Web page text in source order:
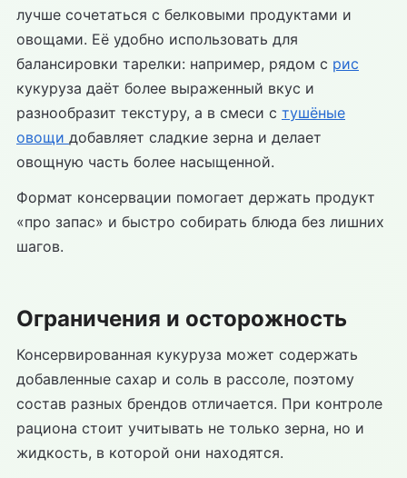
лучше сочетаться с белковыми продуктами и
овощами. Её удобно использовать для
балансировки тарелки: например, рядом с рис
кукуруза даёт более выраженный вкус и
разнообразит текстуру, а в смеси с тушёные
овощи добавляет сладкие зерна и делает
овощную часть более насыщенной.
Формат консервации помогает держать продукт
«про запас» и быстро собирать блюда без лишних
шагов.
Ограничения и осторожность
Консервированная кукуруза может содержать
добавленные сахар и соль в рассоле, поэтому
состав разных брендов отличается. При контроле
рациона стоит учитывать не только зерна, но и
жидкость, в которой они находятся.